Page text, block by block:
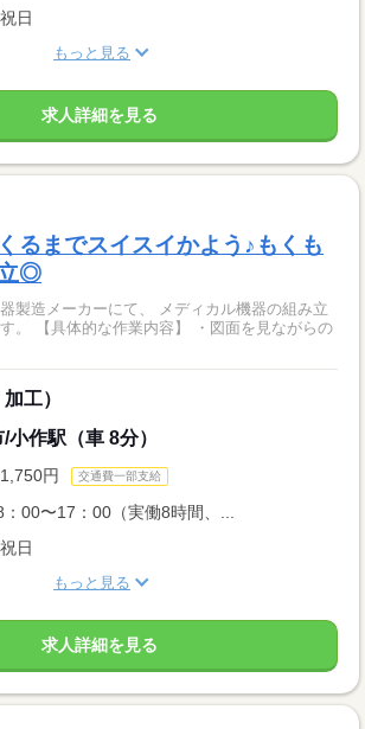
日
もっと見る
求人詳細を見る
るまでスイスイかよう♪もくも
立◎
製造メーカーにて、 メディカル機器の組み立
ながらの
工）
作駅（車 8分）
円 交通費一部支給
：00〜17：00（実働8時間、...
日
もっと見る
求人詳細を見る